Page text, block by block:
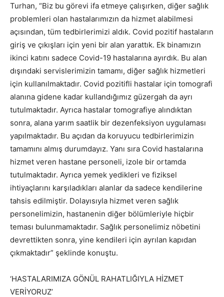
Turhan, “Biz bu görevi ifa etmeye çalışırken, diğer sağlık
problemleri olan hastalarımızın da hizmet alabilmesi
açısından, tüm tedbirlerimizi aldık. Covid pozitif hastaların
giriş ve çıkışları için yeni bir alan yarattık. Ek binamızın
ikinci katını sadece Covid-19 hastalarına ayırdık. Bu alan
dışındaki servislerimizin tamamı, diğer sağlık hizmetleri
için kullanılmaktadır. Covid pozitifli hastalar için tomografi
alanına gidene kadar kullandığımız güzergah da ayrı
tutulmaktadır. Ayrıca hastalar tomografiye alındıktan
sonra, alana yarım saatlik bir dezenfeksiyon uygulaması
yapılmaktadır. Bu açıdan da koruyucu tedbirlerimizin
tamamını almış durumdayız. Yanı sıra Covid hastalarına
hizmet veren hastane personeli, izole bir ortamda
tutulmaktadır. Ayrıca yemek yedikleri ve fiziksel
ihtiyaçlarını karşıladıkları alanlar da sadece kendilerine
tahsis edilmiştir. Dolayısıyla hizmet veren sağlık
personelimizin, hastanenin diğer bölümleriyle hiçbir
teması bulunmamaktadır. Sağlık personelimiz nöbetini
devrettikten sonra, yine kendileri için ayrılan kapıdan
çıkmaktadır” şeklinde konuştu.
‘HASTALARIMIZA GÖNÜL RAHATLIĞIYLA HİZMET
VERİYORUZ’